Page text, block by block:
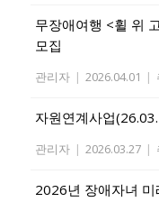
무장애여행 <휠 위
모집
관리자 | 2026.04.01 |
자원연계사업
관리자 | 2026.03.27 |
2026년 장애자녀